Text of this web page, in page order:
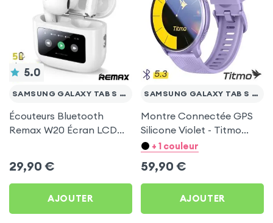
5.0
SAMSUNG GALAXY TAB S 10.5
Écouteurs Bluetooth
Remax W20 Écran LCD
29,90 €
AJOUTER
SAMSUNG GALAXY TAB S 10.5
Montre Connectée GPS
Silicone Violet - Titmo
pour Samsung Galaxy
+ 1 couleur
59,90 €
AJOUTER